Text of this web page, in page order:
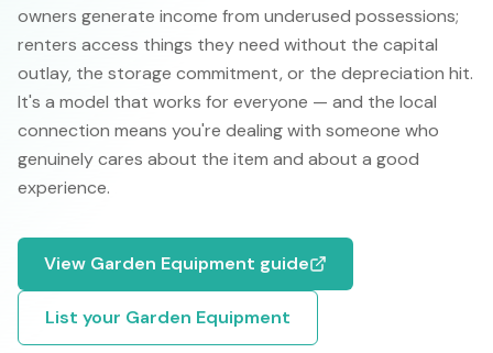
owners generate income from underused possessions;
renters access things they need without the capital
outlay, the storage commitment, or the depreciation hit.
It's a model that works for everyone — and the local
connection means you're dealing with someone who
genuinely cares about the item and about a good
experience.
View Garden Equipment guide
List your Garden Equipment